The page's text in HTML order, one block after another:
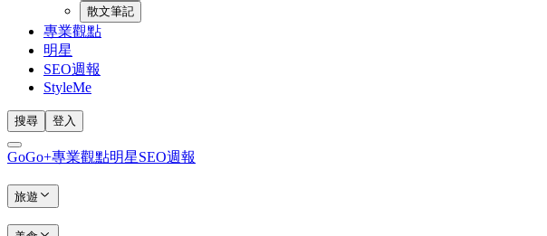
散文筆記
專業觀點
明星
SEO週報
StyleMe
搜尋 登入
GoGo+專業觀點明星SEO週報
旅遊